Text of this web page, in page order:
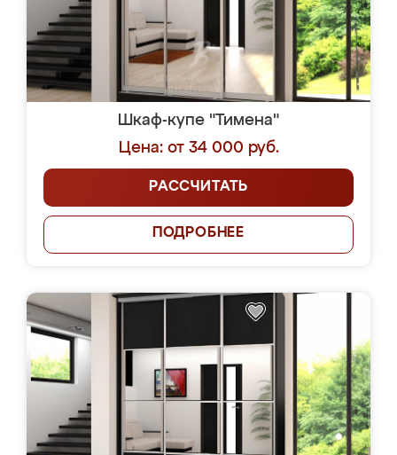
Шкаф-купе "Тимена"
Цена: от 34 000 руб.
РАССЧИТАТЬ
ПОДРОБНЕЕ